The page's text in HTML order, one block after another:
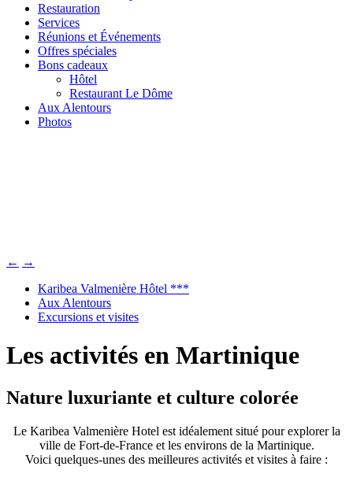
Restauration
Services
Réunions et Événements
Offres spéciales
Bons cadeaux
Hôtel
Restaurant Le Dôme
Aux Alentours
Photos
← →
Karibea Valmenière Hôtel ***
Aux Alentours
Excursions et visites
Les activités en Martinique
Nature luxuriante et culture colorée
Le Karibea Valmenière Hotel est idéalement situé pour explorer la
ville de Fort-de-France et les environs de la Martinique.
Voici quelques-unes des meilleures activités et visites à faire :